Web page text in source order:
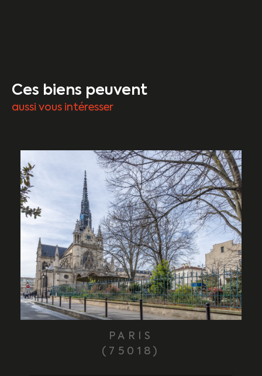
Ces biens peuvent
aussi vous intéresser
PARIS
(75018)